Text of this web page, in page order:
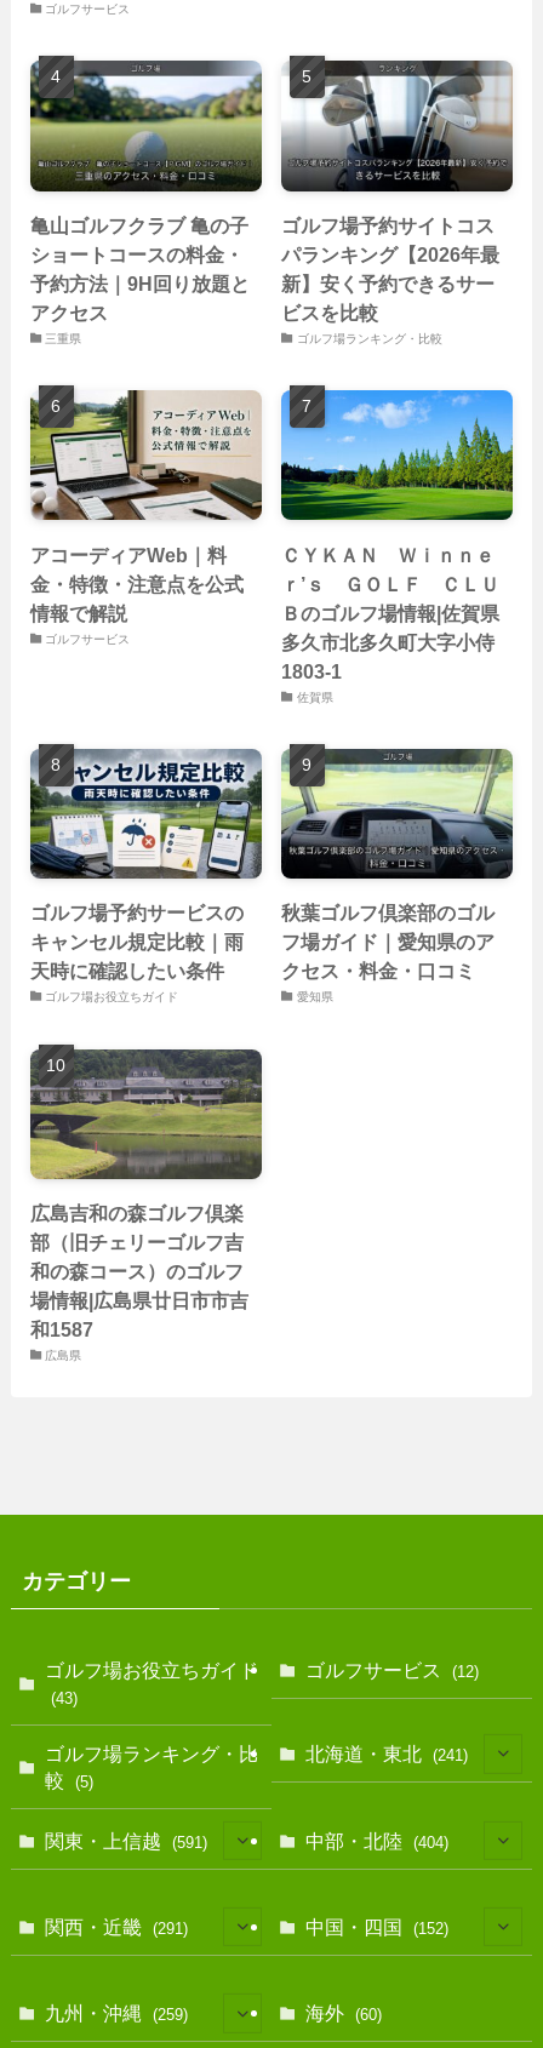
ゴルフサービス
亀山ゴルフクラブ 亀の子
ショートコースの料金・
予約方法｜9H回り放題と
アクセス
三重県
ゴルフ場予約サイトコス
パランキング【2026年最
新】安く予約できるサー
ビスを比較
ゴルフ場ランキング・比較
アコーディアWeb｜料
金・特徴・注意点を公式
情報で解説
ゴルフサービス
ＣＹＫＡＮ Ｗｉｎｎｅ
ｒ’ｓ ＧＯＬＦ ＣＬＵ
Ｂのゴルフ場情報|佐賀県
多久市北多久町大字小侍
1803-1
佐賀県
ゴルフ場予約サービスの
キャンセル規定比較｜雨
天時に確認したい条件
ゴルフ場お役立ちガイド
秋葉ゴルフ倶楽部のゴル
フ場ガイド｜愛知県のア
クセス・料金・口コミ
愛知県
広島吉和の森ゴルフ倶楽
部（旧チェリーゴルフ吉
和の森コース）のゴルフ
場情報|広島県廿日市市吉
和1587
広島県
カテゴリー
ゴルフ場お役立ちガイド
(43)
ゴルフサービス (12)
ゴルフ場ランキング・比
較
(5)
北海道・東北 (241)
(35)
関東・上信越 (591)
(114)
中部・北陸 (404)
関西・近畿 (291) 中国・四国 (152)
九州・沖縄 (259) 海外 (60)